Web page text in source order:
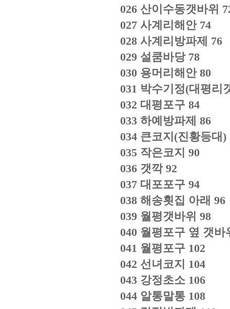
026 산이수동갯바위
027 사계리해안 74
028 사계리방파제 76
029 설쿰바당 78
030 용머리해안 80
031 박수기정(대평리
032 대평포구 84
033 하예방파제 86
034 큰코지 (진황등대)
035 작은코지 90
036 갯깍 92
037 대포포구 94
038 해송횟집 아래 96
039 월평갯바위 98
040 월평포구 옆 갯
041 월평포구 102
042 선녀코지 104
043 강정초소 106
044 알통말통 108